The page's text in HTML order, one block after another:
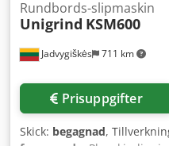
Jadvygiškės 711 km
Rundbords-slipmaskin
Unigrind KSM600
Prisuppgifter
Skick: begagnad,